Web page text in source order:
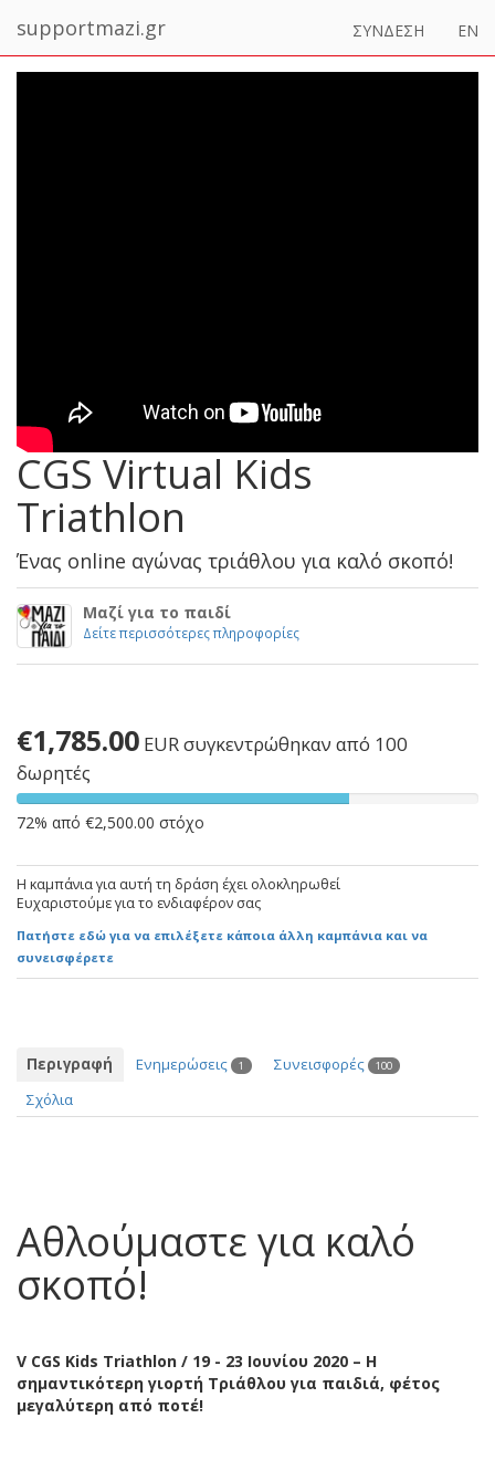
supportmazi.gr ΣΥΝΔΕΣΗ EN
CGS Virtual Kids
Triathlon
Ένας online αγώνας τριάθλου για καλό σκοπό!
Μαζί για το παιδί
Δείτε περισσότερες πληροφορίες
€1,785.00 EURσυγκεντρώθηκαν από 100
δωρητές
72% από €2,500.00 στόχο
Η καμπάνια για αυτή τη δράση έχει ολοκληρωθεί
Ευχαριστούμε για το ενδιαφέρον σας
Πατήστε εδώ για να επιλέξετε κάποια άλλη καμπάνια και να
συνεισφέρετε
Περιγραφή Ενημερώσεις 1 Συνεισφορές 100
Σχόλια
Αθλούμαστε για καλό
σκοπό!
V CGS Kids Triathlon / 19 - 23 Ιουνίου 2020 – Η
σημαντικότερη γιορτή Τριάθλου για παιδιά, φέτος
μεγαλύτερη από ποτέ!